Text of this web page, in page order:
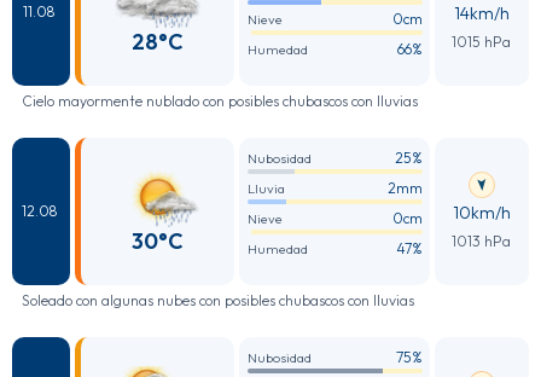
11.08
28°C
Nieve 0cm
Humedad 66%
14km/h
1015 hPa
Cielo mayormente nublado con posibles chubascos con lluvias
12.08
30°C
Nubosidad 25%
Lluvia 2mm
Nieve 0cm
Humedad 47%
10km/h
1013 hPa
Soleado con algunas nubes con posibles chubascos con lluvias
Nubosidad 75%